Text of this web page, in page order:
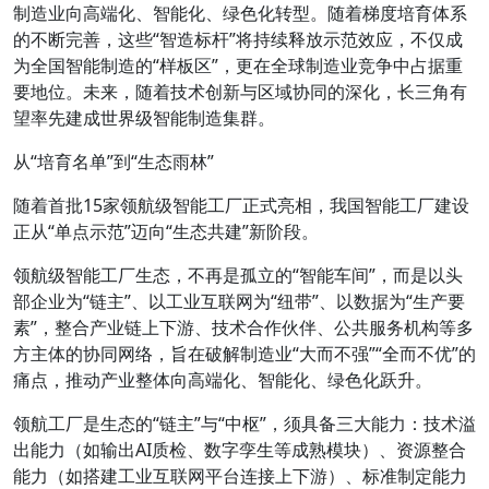
制造业向高端化、智能化、绿色化转型。随着梯度培育体系
的不断完善，这些“智造标杆”将持续释放示范效应，不仅成
为全国智能制造的“样板区”，更在全球制造业竞争中占据重
要地位。未来，随着技术创新与区域协同的深化，长三角有
望率先建成世界级智能制造集群。
从“培育名单”到“生态雨林”
随着首批15家领航级智能工厂正式亮相，我国智能工厂建设
正从“单点示范”迈向“生态共建”新阶段。
领航级智能工厂生态，不再是孤立的“智能车间”，而是以头
部企业为“链主”、以工业互联网为“纽带”、以数据为“生产要
素”，整合产业链上下游、技术合作伙伴、公共服务机构等多
方主体的协同网络，旨在破解制造业“大而不强”“全而不优”的
痛点，推动产业整体向高端化、智能化、绿色化跃升。
领航工厂是生态的“链主”与“中枢”，须具备三大能力：技术溢
出能力（如输出AI质检、数字孪生等成熟模块）、资源整合
能力（如搭建工业互联网平台连接上下游）、标准制定能力